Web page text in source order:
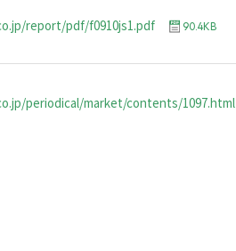
report/pdf/f0910js1.pdf 90.4KB
periodical/market/contents/1097.html